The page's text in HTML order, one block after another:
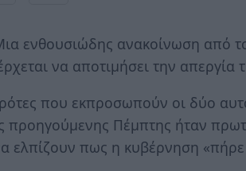
ενθουσιώδης ανακοίνωση από
να αποτιμήσει την απεργία
που εκπροσωπούν οι δύο
προηγούμενης Πέμπτης ήταν
ελπίζουν πως η κυβέρνηση